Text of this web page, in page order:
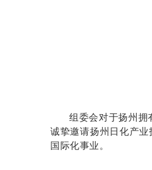
组委会对于扬州拥
诚挚邀请扬州日化产业
国际化事业。